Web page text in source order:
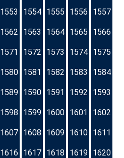
1553 1554 1555 1556 1557
1562 1563 1564 1565 1566
1571 1572 1573 1574 1575
1580 1581 1582 1583 1584
1589 1590 1591 1592 1593
1598 1599 1600 1601 1602
1607 1608 1609 1610 1611
1616 1617 1618 1619 1620